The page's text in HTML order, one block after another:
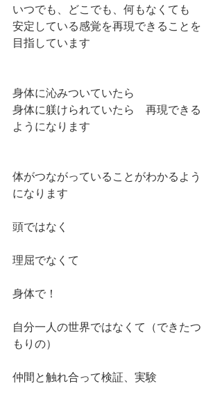
いつでも、どこでも、何もなくても
安定している感覚を再現できることを
目指しています
身体に沁みついていたら
身体に躾けられていたら　再現できる
ようになります
体がつながっていることがわかるよう
になります
頭ではなく
理屈でなくて
身体で！
自分一人の世界ではなくて（できたつ
もりの）
仲間と触れ合って検証、実験